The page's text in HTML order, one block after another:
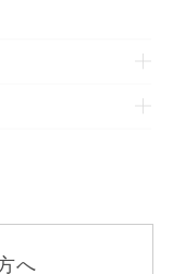
す。
へ